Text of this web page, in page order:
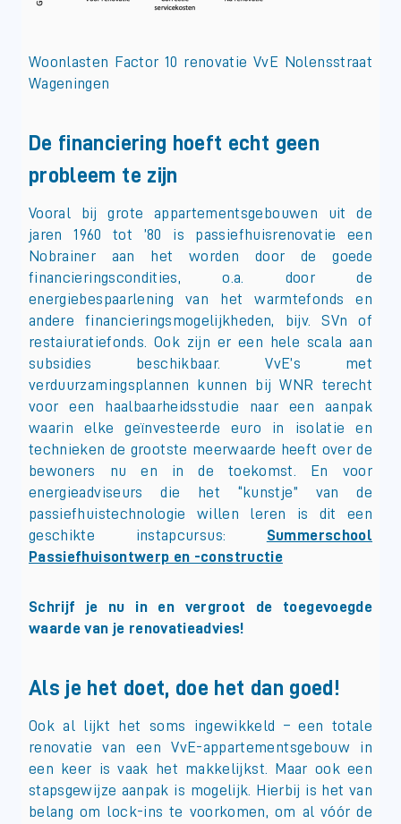
Woonlasten Factor 10 renovatie VvE Nolensstraat
Wageningen
De financiering hoeft echt geen
probleem te zijn
Vooral bij grote appartementsgebouwen uit de
jaren 1960 tot ’80 is passiefhuisrenovatie een
Nobrainer aan het worden door de goede
financieringscondities, o.a. door de
energiebespaarlening van het warmtefonds en
andere financieringsmogelijkheden, bijv. SVn of
restaiuratiefonds. Ook zijn er een hele scala aan
subsidies beschikbaar. VvE’s met
verduurzamingsplannen kunnen bij WNR terecht
voor een haalbaarheidsstudie naar een aanpak
waarin elke geïnvesteerde euro in isolatie en
technieken de grootste meerwaarde heeft over de
bewoners nu en in de toekomst. En voor
energieadviseurs die het “kunstje” van de
passiefhuistechnologie willen leren is dit een
geschikte instapcursus: Summerschool
Passiefhuisontwerp en -constructie
Schrijf je nu in en vergroot de toegevoegde
waarde van je renovatieadvies!
Als je het doet, doe het dan goed!
Ook al lijkt het soms ingewikkeld – een totale
renovatie van een VvE-appartementsgebouw in
een keer is vaak het makkelijkst. Maar ook een
stapsgewijze aanpak is mogelijk. Hierbij is het van
belang om lock-ins te voorkomen, om al vóór de